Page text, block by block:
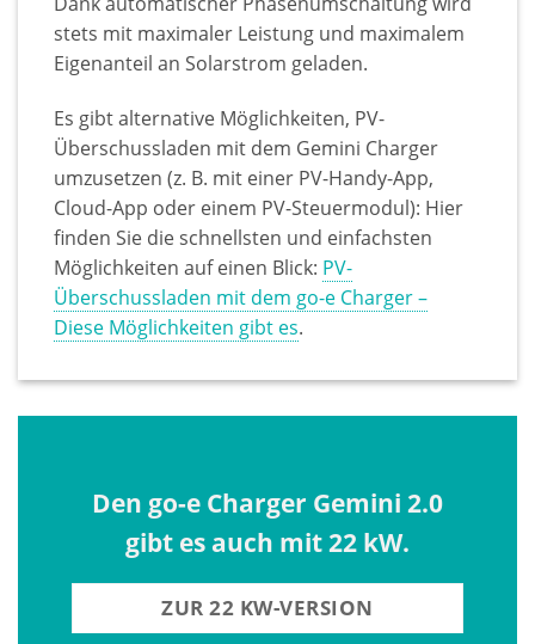
stets mit maximaler Leistung und maximalem
Eigenanteil an Solarstrom geladen.
Es gibt alternative Möglichkeiten, PV-
Überschussladen mit dem Gemini Charger
umzusetzen (z. B. mit einer PV-Handy-App,
Cloud-App oder einem PV-Steuermodul): Hier
finden Sie die schnellsten und einfachsten
Möglichkeiten auf einen Blick: PV-
Überschussladen mit dem go-e Charger –
Diese Möglichkeiten gibt es.
Den go-e Charger Gemini 2.0
gibt es auch mit 22 kW.
ZUR 22 KW-VERSION